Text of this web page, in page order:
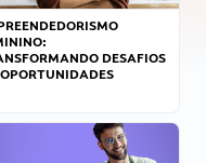
DESAFIOS